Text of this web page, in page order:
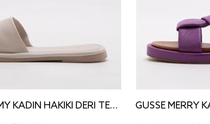
GUSSE TAMMY KADIN HAKIKI DERI TERLIK 242305